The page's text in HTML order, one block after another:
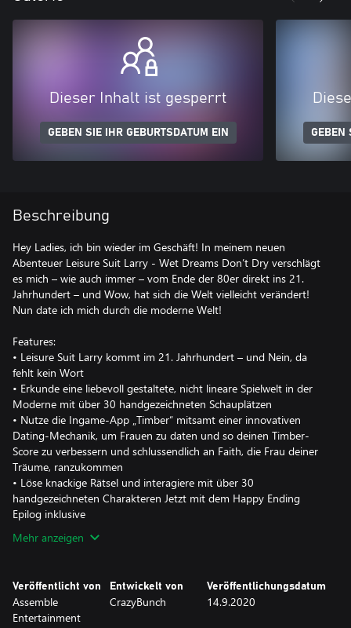
Dieser Inhalt ist gesperrt
GEBEN SIE IHR GEBURTSDATUM EIN GEBEN
Beschreibung
Hey Ladies, ich bin wieder im Geschäft! In meinem neuen
Abenteuer Leisure Suit Larry - Wet Dreams Don’t Dry verschlägt
es mich – wie auch immer – vom Ende der 80er direkt ins 21.
Jahrhundert – und Wow, hat sich die Welt vielleicht verändert!
Nun date ich mich durch die moderne Welt!
Features:
• Leisure Suit Larry kommt im 21. Jahrhundert – und Nein, da
fehlt kein Wort
• Erkunde eine liebevoll gestaltete, nicht lineare Spielwelt in der
Moderne mit über 30 handgezeichneten Schauplätzen
• Nutze die Ingame-App „Timber“ mitsamt einer innovativen
Dating-Mechanik, um Frauen zu daten und so deinen Timber-
Score zu verbessern und schlussendlich an Faith, die Frau deiner
Träume, ranzukommen
• Löse knackige Rätsel und interagiere mit über 30
handgezeichneten Charakteren Jetzt mit dem Happy Ending
Epilog inklusive
Mehr anzeigen
Veröffentlicht von
Assemble
Entertainment
Entwickelt von
CrazyBunch
Veröffentlichungsdatum
14.9.2020